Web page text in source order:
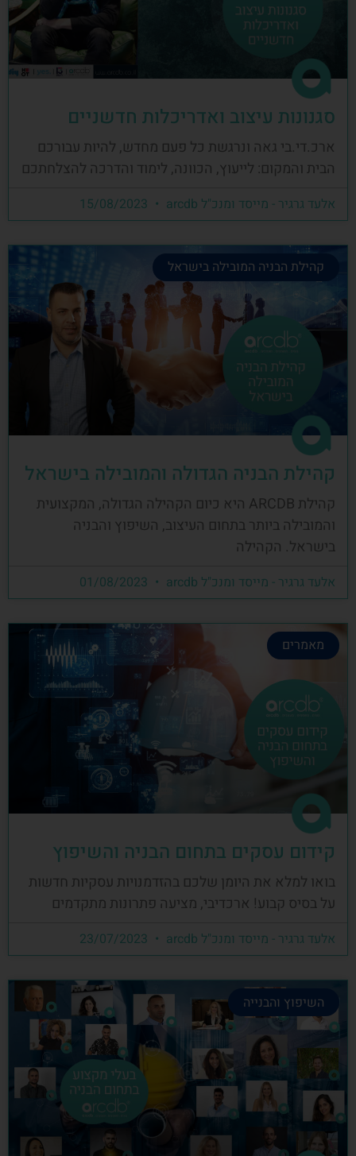
סגנונות עיצוב ואדריכלות חדשניים
ארכ.די.בי גאה ונרגשת כל פעם מחדש, להיות עבורכם
הבית והמקום: לייעוץ, הכוונה, לימוד והדרכה להצלחתכם
אלעד גרגיר - מייסד ומנכ"ל arcdb
קהילת הבניה המובילה בישראל
קהילת הבניה הגדולה והמובילה בישראל
קהילת ARCDB היא כיום הקהילה הגדולה, המקצועית
והמובילה ביותר בתחום העיצוב, השיפוץ והבניה
בישראל. הקהילה
אלעד גרגיר - מייסד ומנכ"ל arcdb
מאמרים
קידום עסקים בתחום הבניה והשיפוץ
בואו למלא את היומן שלכם בהזדמנויות עסקיות חדשות
על בסיס קבוע! ארכדיבי, מציעה פתרונות מתקדמים
אלעד גרגיר - מייסד ומנכ"ל arcdb
השיפוץ והבנייה